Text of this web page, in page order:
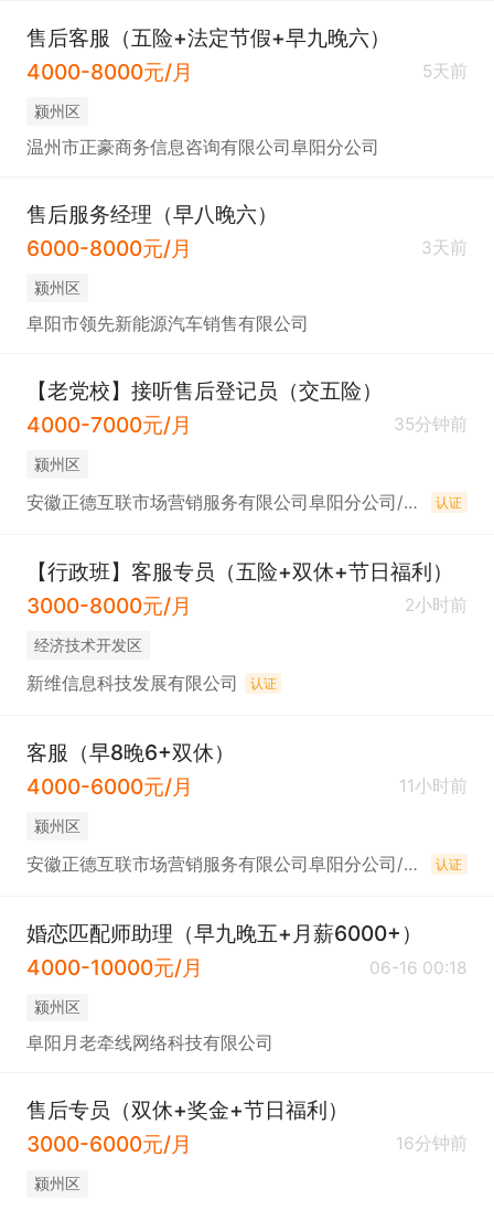
售后客服（五险+法定节假+早九晚六）
4000-8000元/月
5天前
颍州区
温州市正豪商务信息咨询有限公司阜阳分公司
售后服务经理（早八晚六）
6000-8000元/月
3天前
颍州区
阜阳市领先新能源汽车销售有限公司
【老党校】接听售后登记员（交五险）
4000-7000元/月
35分钟前
颍州区
安徽正德互联市场营销服务有限公司阜阳分公司/正德人力 认证
【行政班】客服专员（五险+双休+节日福利）
3000-8000元/月
2小时前
经济技术开发区
新维信息科技发展有限公司 认证
客服（早8晚6+双休）
4000-6000元/月
11小时前
颍州区
安徽正德互联市场营销服务有限公司阜阳分公司/正德人力 认证
婚恋匹配师助理（早九晚五+月薪6000+）
4000-10000元/月
06-16 00:18
颍州区
阜阳月老牵线网络科技有限公司
售后专员（双休+奖金+节日福利）
3000-6000元/月
16分钟前
颍州区